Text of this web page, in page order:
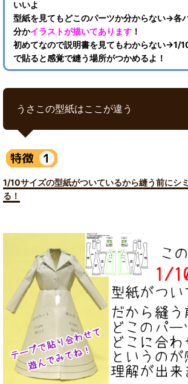
いいよ
型紙を見てもどこのパーツか分からない→各
分かイラストが描いてあります ！
初めてなので説明書を見てもわからない→1/
で貼ると感覚で縫う場所がつかめるよ！
うさこの型紙はここが違う
1/10サイズの型紙がついているから縫う前にシ
る！